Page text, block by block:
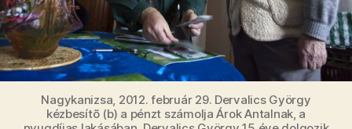
Nagykanizsa, 2012. február 29. Dervalics György
kézbesítõ (b) a pénzt számolja Árok Antalnak, a